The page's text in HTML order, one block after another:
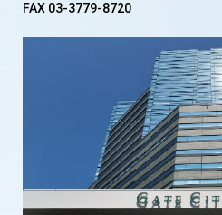
FAX 03-3779-8720